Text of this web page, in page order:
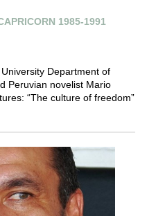
1985-1991
Department of
Peruvian novelist Mario
“The culture of freedom”